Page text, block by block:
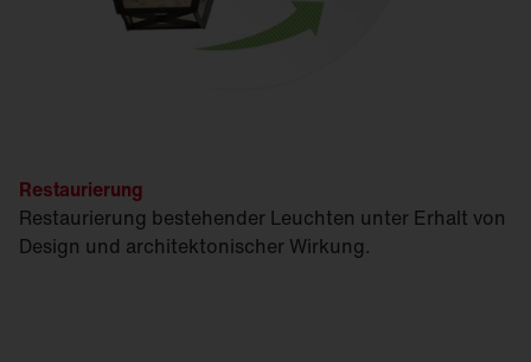
Restaurierung
Restaurierung bestehender Leuchten unter Erhalt von
Design und architektonischer Wirkung.